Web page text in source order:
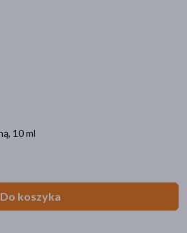
10 ml
Do koszyka